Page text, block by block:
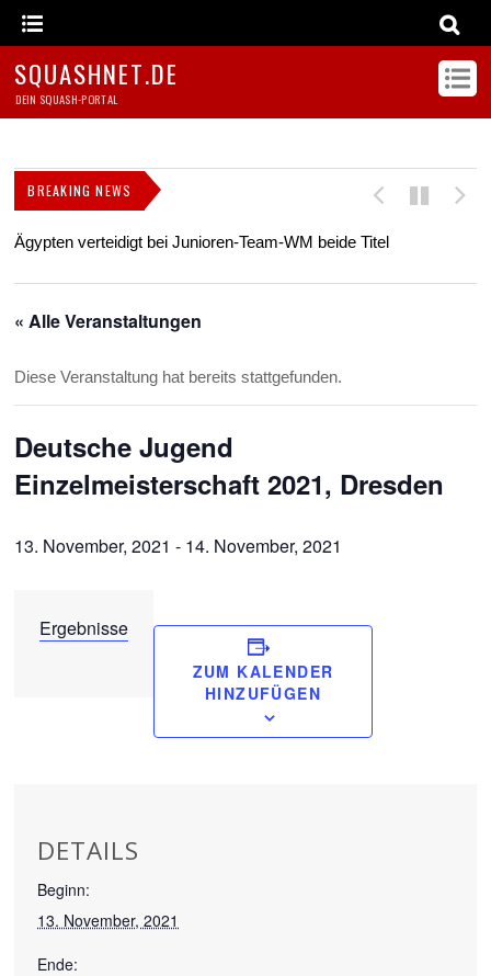
SQUASHNET.DE
DEIN SQUASH-PORTAL
BREAKING NEWS
Ägypten verteidigt bei Junioren-Team-WM beide Titel
« Alle Veranstaltungen
Diese Veranstaltung hat bereits stattgefunden.
Deutsche Jugend
Einzelmeisterschaft 2021, Dresden
13. November, 2021 - 14. November, 2021
Ergebnisse
ZUM KALENDER
HINZUFÜGEN
DETAILS
Beginn:
13. November, 2021
Ende: